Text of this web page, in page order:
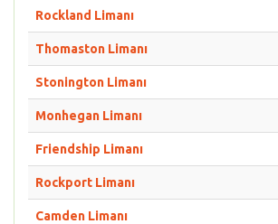
Rockland Limanı
Thomaston Limanı
Stonington Limanı
Monhegan Limanı
Friendship Limanı
Rockport Limanı
Camden Limanı